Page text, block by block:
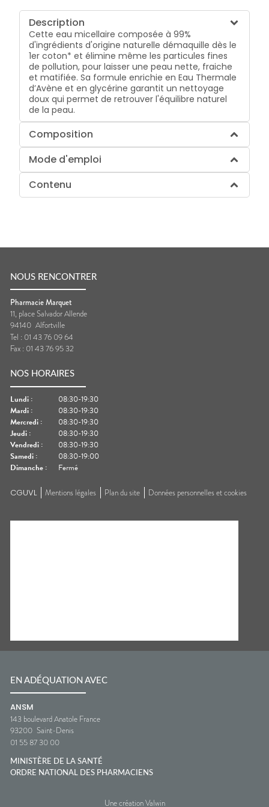
Description
Cette eau micellaire composée à 99%
d'ingrédients d'origine naturelle démaquille dès le
1er coton* et élimine même les particules fines
de pollution, pour laisser une peau nette, fraiche
et matifiée. Sa formule enrichie en Eau Thermale
d’Avène et en glycérine garantit un nettoyage
doux qui permet de retrouver l'équilibre naturel
de la peau.
Composition
Mode d'emploi
Contenu
NOUS RENCONTRER
Pharmacie Marquet
11, place Salvador Allende
94140 Alfortville
Tel : 01 43 76 09 64
Fax : 01 43 76 95 32
NOS HORAIRES
Lundi :
08:30-19:30
Mardi :
08:30-19:30
Mercredi :
08:30-19:30
Jeudi :
08:30-19:30
Vendredi :
08:30-19:30
Samedi :
08:30-19:00
Dimanche : Fermé
CGUVL Mentions légales Plan du site Données personnelles et cookies
EN ADÉQUATION AVEC
ANSM
143 boulevard Anatole France
93200 Saint-Denis
01 55 87 30 00
MINISTÈRE DE LA SANTÉ
ORDRE NATIONAL DES PHARMACIENS
Une création Valwin